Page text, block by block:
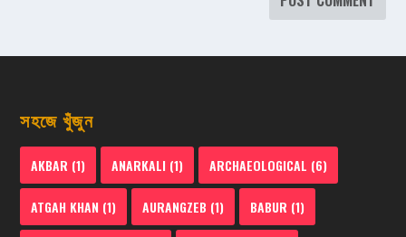
সহজে খুঁজুন
AKBAR (1) ANARKALI (1) ARCHAEOLOGICAL (6)
ATGAH KHAN (1) AURANGZEB (1) BABUR (1)